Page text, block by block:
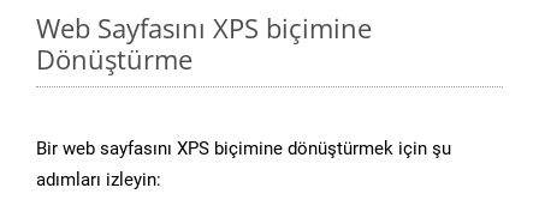
Web Sayfasını XPS biçimine
Dönüştürme
Bir web sayfasını XPS biçimine dönüştürmek için şu
adımları izleyin: